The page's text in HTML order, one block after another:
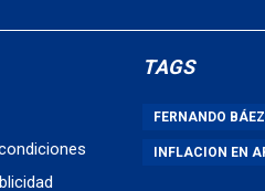
TAGS
FERNANDO
INFLACION EN